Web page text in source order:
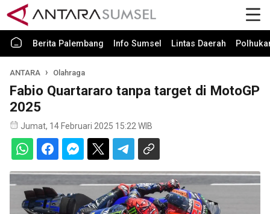
Berita Palembang Info Sumsel Lintas Daerah
ANTARA Olahraga
Fabio Quartararo tanpa target di MotoGP
2025
Jumat, 14 Februari 2025 15:22 WIB